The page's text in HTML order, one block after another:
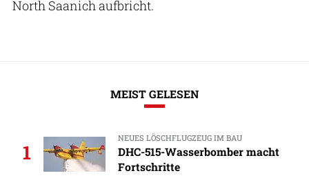
North Saanich aufbricht.
MEIST GELESEN
1
NEUES LÖSCHFLUGZEUG IM BAU
DHC-515-Wasserbomber macht
Fortschritte